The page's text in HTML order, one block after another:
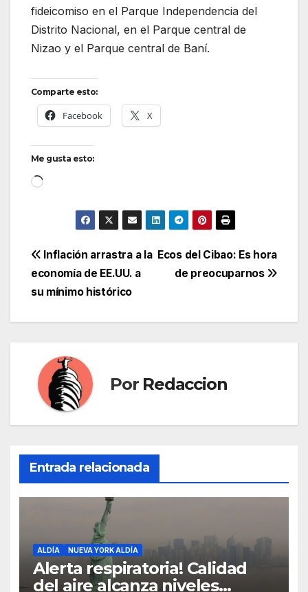
fideicomiso en el Parque Independencia del
Distrito Nacional, en el Parque central de
Nizao y el Parque central de Baní.
Comparte esto:
Facebook X
Me gusta esto:
Cargando...
Navegación
de
entradas
Ecos del Cibao: Es hora
de preocuparnos
Inflación arrastra a la
economía de EE.UU. a
su mínimo histórico
Por Redaccion
Entrada relacionada
ALDÍA NUEVA YORK ALDÍA
Alerta respiratoria! Calidad
del aire alcanza niveles